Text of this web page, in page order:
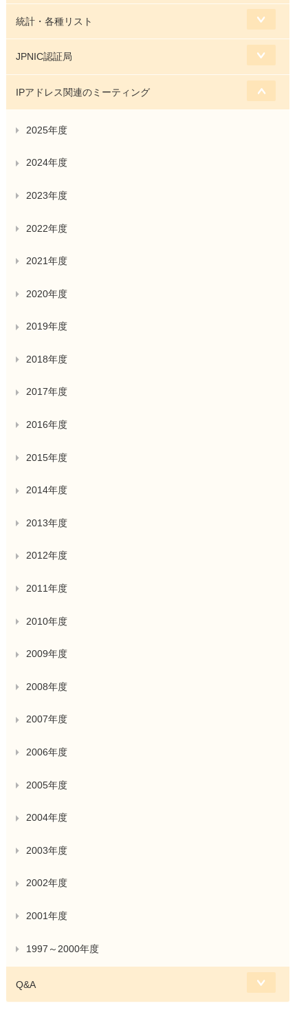
統計・各種リスト
JPNIC認証局
IPアドレス関連のミーティング
2025年度
2024年度
2023年度
2022年度
2021年度
2020年度
2019年度
2018年度
2017年度
2016年度
2015年度
2014年度
2013年度
2012年度
2011年度
2010年度
2009年度
2008年度
2007年度
2006年度
2005年度
2004年度
2003年度
2002年度
2001年度
1997～2000年度
Q&A